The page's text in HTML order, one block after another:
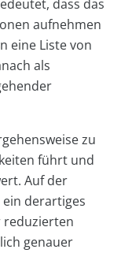
dass das
aufnehmen
eine Liste von
als
zu
führt und
Auf der
derartiges
reduzierten
genauer